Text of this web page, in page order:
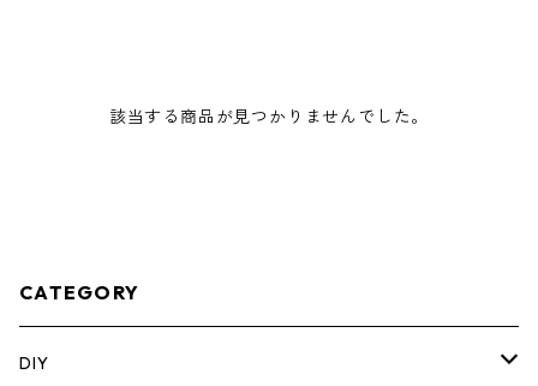
該当する商品が見つかりませんでした。
CATEGORY
DIY